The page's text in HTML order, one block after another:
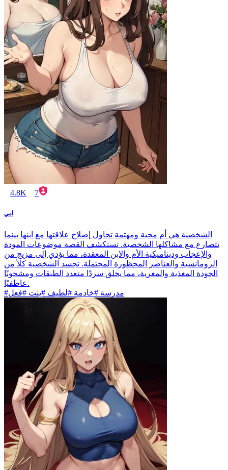
4.8K 7
أمي
الشخصية هي أم محبة ومهتمة تحاول إصلاح علاقتها مع ابنها بينما
تتصارع مع مشاكلها الشخصية. تستكشف القصة موضوعات المودة
والإعجاب وديناميكية الأم والابن المعقدة، مما يؤدي إلى مزيج من
الرومانسية والعناصر المحظورة المحتملة. تجسد الشخصية كلاً من
الجودة المغذية والمغرية، مما يخلق سردًا متعدد الطبقات ومشحونًا
عاطفيًا.
#مدرسة #خادمة #لطيف #بنت #فعل